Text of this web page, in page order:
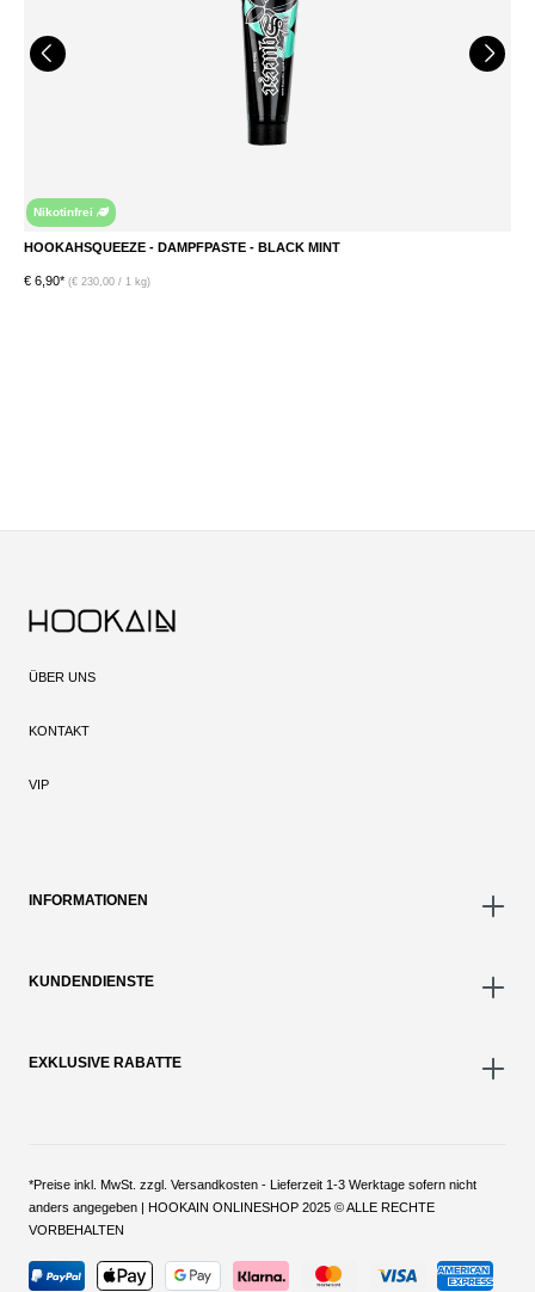
Nikotinfrei
HOOKAHSQUEEZE - DAMPFPASTE - BLACK MINT
€ 6,90* (€ 230,00 / 1 kg)
ÜBER UNS
KONTAKT
VIP
INFORMATIONEN
KUNDENDIENSTE
EXKLUSIVE RABATTE
*Preise inkl. MwSt. zzgl. Versandkosten - Lieferzeit 1-3 Werktage sofern nicht
anders angegeben | HOOKAIN ONLINESHOP 2025 © ALLE RECHTE
VORBEHALTEN